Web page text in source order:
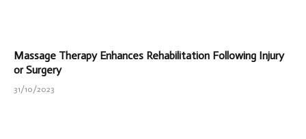
Massage Therapy Enhances Rehabilitation Following Injury
or Surgery
31/10/2023